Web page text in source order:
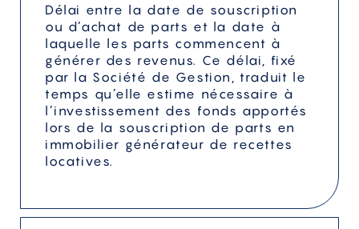
Délai entre la date de souscription
ou d’achat de parts et la date à
laquelle les parts commencent à
générer des revenus. Ce délai, fixé
par la Société de Gestion, traduit le
temps qu’elle estime nécessaire à
l’investissement des fonds apportés
lors de la souscription de parts en
immobilier générateur de recettes
locatives.